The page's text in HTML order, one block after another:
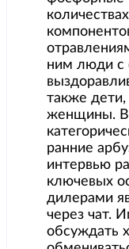
ним люди с
также
женщины.
ранние
интервью
ключевых
дилерами
через чат.
обсуждать